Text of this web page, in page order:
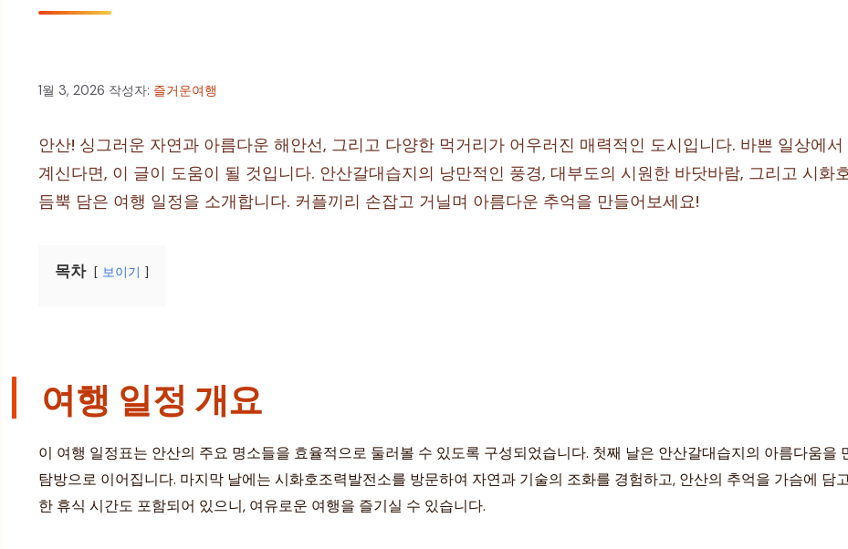
1월 3, 2026 작성자: 즐거운여행
안산! 싱그러운 자연과 아름다운 해안선, 그리고 다양한 먹거리가 어우러진 매력적인 도시입니다. 바쁜 일상에
계신다면, 이 글이 도움이 될 것입니다. 안산갈대습지의 낭만적인 풍경, 대부도의 시원한 바닷바람, 그리고 시화
듬뿍 담은 여행 일정을 소개합니다. 커플끼리 손잡고 거닐며 아름다운 추억을 만들어보세요!
목차 보이기
여행 일정 개요
이 여행 일정표는 안산의 주요 명소들을 효율적으로 둘러볼 수 있도록 구성되었습니다. 첫째 날은 안산갈대습지의 아름다움을
탐방으로 이어집니다. 마지막 날에는 시화호조력발전소를 방문하여 자연과 기술의 조화를 경험하고, 안산의 추억을 가슴에 담
한 휴식 시간도 포함되어 있으니, 여유로운 여행을 즐기실 수 있습니다.